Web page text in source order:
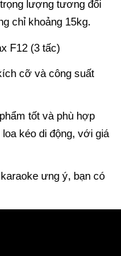
lượng tương đối
chỉ khoảng 15kg.
cỡ và công suất
tốt và phù hợp
kéo di động, với giá
ưng ý, bạn có